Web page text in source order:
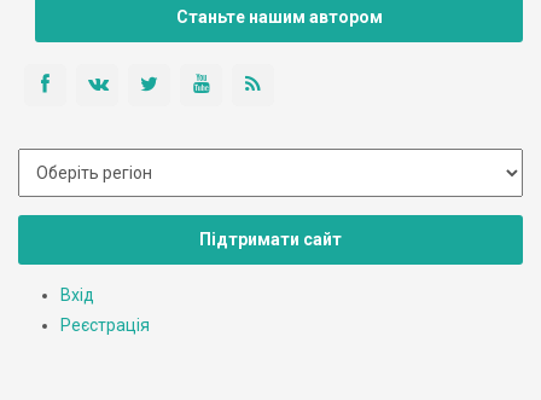
Станьте нашим автором
Підтримати сайт
Вхід
Реєстрація